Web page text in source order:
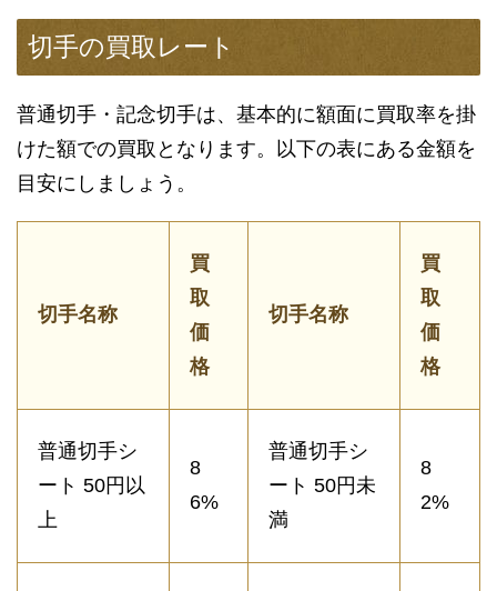
切手の買取レート
普通切手・記念切手は、基本的に額面に買取率を掛
けた額での買取となります。以下の表にある金額を
目安にしましょう。
切手名称
買
取
価
格
切手名称
買
取
価
格
普通切手シ
ート 50円以
上
8
6%
普通切手シ
ート 50円未
満
8
2%